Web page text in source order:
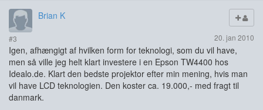
Brian K
#3 20. jan 2010
Igen, afhængigt af hvilken form for teknologi, som du vil have,
men så ville jeg helt klart investere i en Epson TW4400 hos
Idealo.de. Klart den bedste projektor efter min mening, hvis man
vil have LCD teknologien. Den koster ca. 19.000,- med fragt til
danmark.